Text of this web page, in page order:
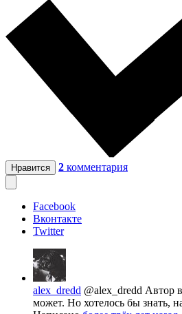
Нравится 2 комментария
Facebook
Вконтакте
Twitter
alex_dredd @alex_dredd Автор
может. Но хотелось бы знать,